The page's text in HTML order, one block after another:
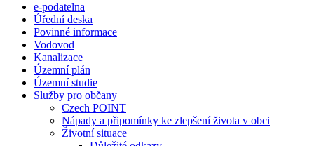
e-podatelna
Úřední deska
Povinné informace
Vodovod
Kanalizace
Územní plán
Územní studie
Služby pro občany
Czech POINT
Nápady a připomínky ke zlepšení života v obci
Životní situace